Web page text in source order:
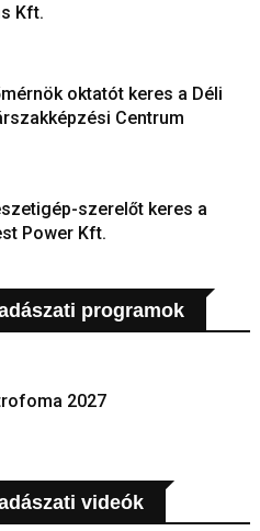
Kft.
oktatót keres a Déli
Centrum
szerelőt keres a
Power Kft.
programok
2027
videók